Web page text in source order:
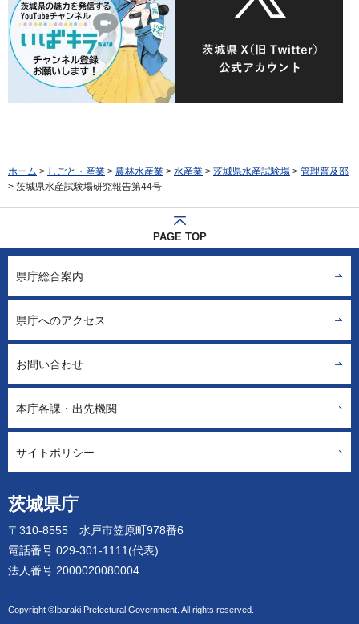
ホーム > しごと・産業 > 農林水産業 > 水産業 > 茨城県水産試験場 > 管理普及部
> 茨城県水産試験場研究報告第44号
PAGE TOP
茨城県庁
〒310-8555 水戸市笠原町978番6
電話番号 029-301-1111(代表)
法人番号 2000020080004
Copyright ©Ibaraki Prefectural Government. All rights reserved.
県庁総合案内
県庁へのアクセス
お問い合わせ
本庁各課・出先機関
サイトポリシー